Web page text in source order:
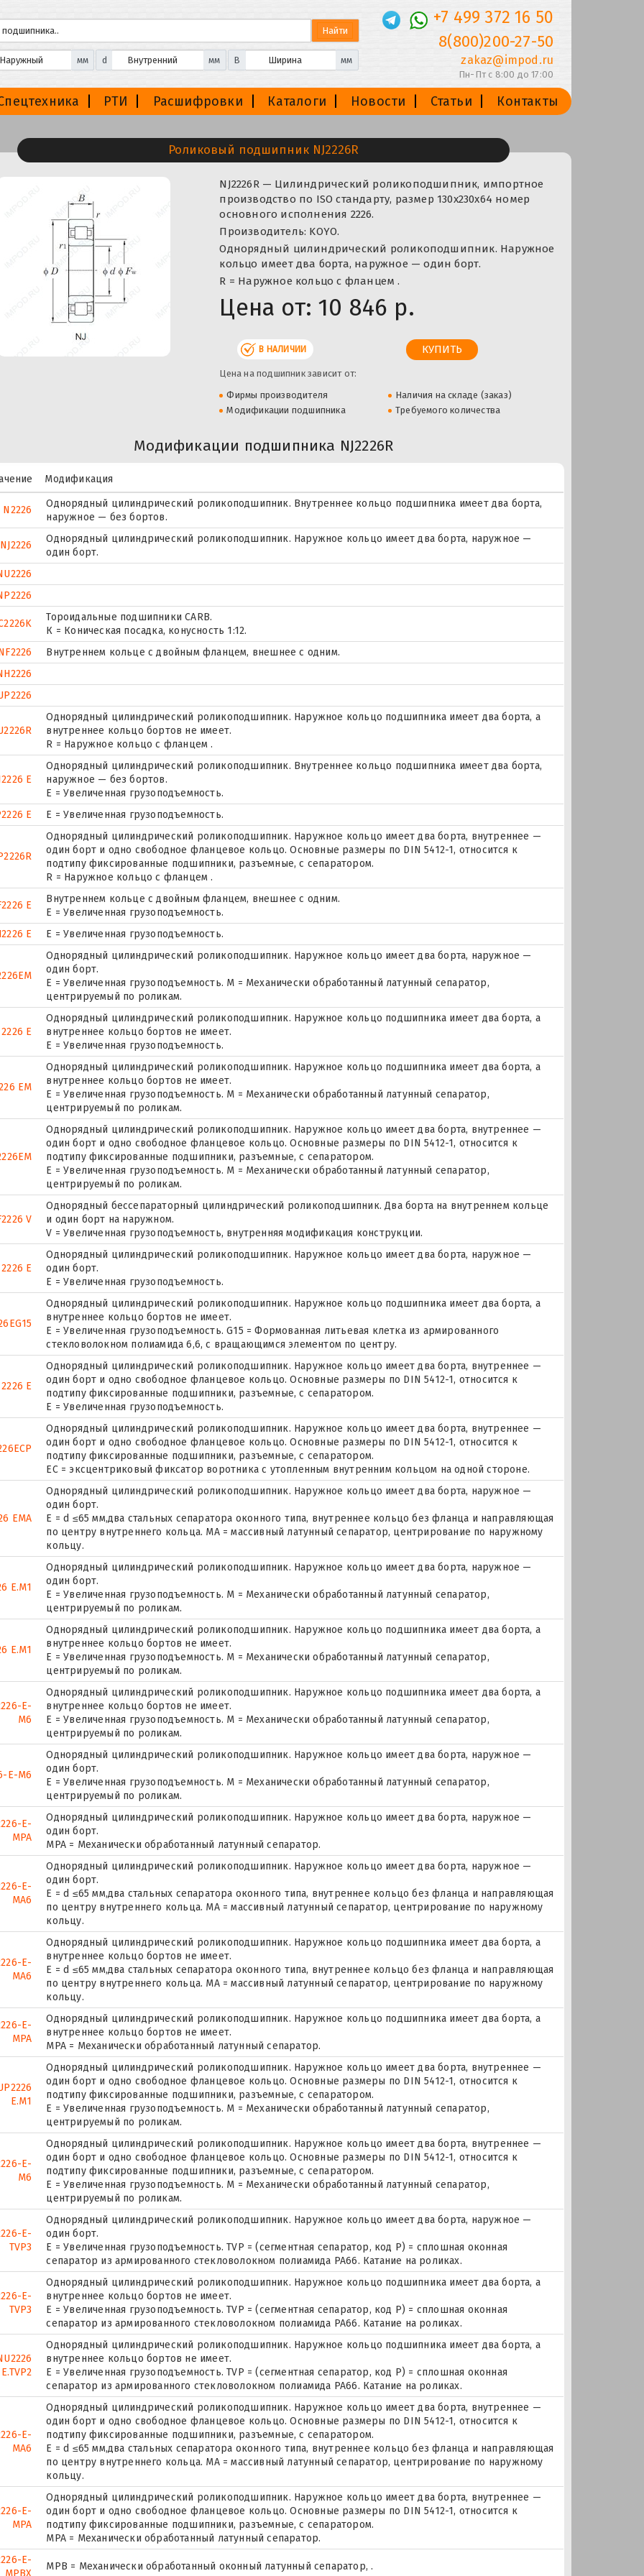
мм d мм B мм
+7 499 372 16 50
8(800)200-27-50
zakaz@impod.ru
Пн-Пт с 8:00 до 17:00
РТИ Расшифровки Каталоги Новости Статьи Контакты
Роликовый подшипник NJ2226R
NJ2226R — Цилиндрический роликоподшипник, импортное
производство по ISO стандарту, размер 130x230x64 номер
основного исполнения 2226.
Производитель: KOYO.
Однорядный цилиндрический роликоподшипник. Наружное
кольцо имеет два борта, наружное — один борт.
R = Наружное кольцо с фланцем .
Цена от: 10 846 р.
В НАЛИЧИИ
Цена на подшипник зависит от:
Фирмы производителя
Наличия на складе (заказ)
Модификации подшипника
Требуемого количества
Модификации подшипника NJ2226R
Модификация
N2226
Однорядный цилиндрический роликоподшипник. Внутреннее кольцо подшипника имеет два борта,
наружное — без бортов.
NJ2226
Однорядный цилиндрический роликоподшипник. Наружное кольцо имеет два борта, наружное —
один борт.
Тороидальные подшипники CARB.
К = Коническая посадка, конусность 1:12.
Внутреннем кольце с двойным фланцем, внешнее с одним.
Однорядный цилиндрический роликоподшипник. Наружное кольцо подшипника имеет два борта, а
внутреннее кольцо бортов не имеет.
R = Наружное кольцо с фланцем .
E
Однорядный цилиндрический роликоподшипник. Внутреннее кольцо подшипника имеет два борта,
наружное — без бортов.
Е = Увеличенная грузоподъемность.
E
Е = Увеличенная грузоподъемность.
Однорядный цилиндрический роликоподшипник. Наружное кольцо имеет два борта, внутреннее —
один борт и одно свободное фланцевое кольцо. Основные размеры по DIN 5412-1, относится к
подтипу фиксированные подшипники, разъемные, с сепаратором.
R = Наружное кольцо с фланцем .
E
Внутреннем кольце с двойным фланцем, внешнее с одним.
Е = Увеличенная грузоподъемность.
E
Е = Увеличенная грузоподъемность.
Однорядный цилиндрический роликоподшипник. Наружное кольцо имеет два борта, наружное —
один борт.
E = Увеличенная грузоподъемность. М = Механически обработанный латунный сепаратор,
центрируемый по роликам.
E
Однорядный цилиндрический роликоподшипник. Наружное кольцо подшипника имеет два борта, а
внутреннее кольцо бортов не имеет.
Е = Увеличенная грузоподъемность.
EM
Однорядный цилиндрический роликоподшипник. Наружное кольцо подшипника имеет два борта, а
внутреннее кольцо бортов не имеет.
E = Увеличенная грузоподъемность. М = Механически обработанный латунный сепаратор,
центрируемый по роликам.
Однорядный цилиндрический роликоподшипник. Наружное кольцо имеет два борта, внутреннее —
один борт и одно свободное фланцевое кольцо. Основные размеры по DIN 5412-1, относится к
подтипу фиксированные подшипники, разъемные, с сепаратором.
E = Увеличенная грузоподъемность. М = Механически обработанный латунный сепаратор,
центрируемый по роликам.
V
Однорядный бессепараторный цилиндрический роликоподшипник. Два борта на внутреннем кольце
и один борт на наружном.
V = Увеличенная грузоподъемность, внутренняя модификация конструкции.
2226 E
Однорядный цилиндрический роликоподшипник. Наружное кольцо имеет два борта, наружное —
один борт.
Е = Увеличенная грузоподъемность.
Однорядный цилиндрический роликоподшипник. Наружное кольцо подшипника имеет два борта, а
внутреннее кольцо бортов не имеет.
E = Увеличенная грузоподъемность. G15 = Формованная литьевая клетка из армированного
стекловолокном полиамида 6,6, с вращающимся элементом по центру.
E
Однорядный цилиндрический роликоподшипник. Наружное кольцо имеет два борта, внутреннее —
один борт и одно свободное фланцевое кольцо. Основные размеры по DIN 5412-1, относится к
подтипу фиксированные подшипники, разъемные, с сепаратором.
Е = Увеличенная грузоподъемность.
Однорядный цилиндрический роликоподшипник. Наружное кольцо имеет два борта, внутреннее —
один борт и одно свободное фланцевое кольцо. Основные размеры по DIN 5412-1, относится к
подтипу фиксированные подшипники, разъемные, с сепаратором.
ЕС = эксцентриковый фиксатор воротника с утопленным внутренним кольцом на одной стороне.
EMA
Однорядный цилиндрический роликоподшипник. Наружное кольцо имеет два борта, наружное —
один борт.
E = d ≤65 мм,два стальных сепаратора оконного типа, внутреннее кольцо без фланца и направляющая
по центру внутреннего кольца. MA = массивный латунный сепаратор, центрирование по наружному
кольцу.
E.M1
Однорядный цилиндрический роликоподшипник. Наружное кольцо имеет два борта, наружное —
один борт.
E = Увеличенная грузоподъемность. М = Механически обработанный латунный сепаратор,
центрируемый по роликам.
E.M1
Однорядный цилиндрический роликоподшипник. Наружное кольцо подшипника имеет два борта, а
внутреннее кольцо бортов не имеет.
E = Увеличенная грузоподъемность. М = Механически обработанный латунный сепаратор,
центрируемый по роликам.
E-
M6
Однорядный цилиндрический роликоподшипник. Наружное кольцо подшипника имеет два борта, а
внутреннее кольцо бортов не имеет.
E = Увеличенная грузоподъемность. М = Механически обработанный латунный сепаратор,
центрируемый по роликам.
E-M6
Однорядный цилиндрический роликоподшипник. Наружное кольцо имеет два борта, наружное —
один борт.
E = Увеличенная грузоподъемность. М = Механически обработанный латунный сепаратор,
центрируемый по роликам.
E-
MPA
Однорядный цилиндрический роликоподшипник. Наружное кольцо имеет два борта, наружное —
один борт.
MPA = Механически обработанный латунный сепаратор.
E-
MA6
Однорядный цилиндрический роликоподшипник. Наружное кольцо имеет два борта, наружное —
один борт.
E = d ≤65 мм,два стальных сепаратора оконного типа, внутреннее кольцо без фланца и направляющая
по центру внутреннего кольца. MA = массивный латунный сепаратор, центрирование по наружному
кольцу.
E-
MA6
Однорядный цилиндрический роликоподшипник. Наружное кольцо подшипника имеет два борта, а
внутреннее кольцо бортов не имеет.
E = d ≤65 мм,два стальных сепаратора оконного типа, внутреннее кольцо без фланца и направляющая
по центру внутреннего кольца. MA = массивный латунный сепаратор, центрирование по наружному
кольцу.
E-
MPA
Однорядный цилиндрический роликоподшипник. Наружное кольцо подшипника имеет два борта, а
внутреннее кольцо бортов не имеет.
MPA = Механически обработанный латунный сепаратор.
E.M1
Однорядный цилиндрический роликоподшипник. Наружное кольцо имеет два борта, внутреннее —
один борт и одно свободное фланцевое кольцо. Основные размеры по DIN 5412-1, относится к
подтипу фиксированные подшипники, разъемные, с сепаратором.
E = Увеличенная грузоподъемность. М = Механически обработанный латунный сепаратор,
центрируемый по роликам.
E-
M6
Однорядный цилиндрический роликоподшипник. Наружное кольцо имеет два борта, внутреннее —
один борт и одно свободное фланцевое кольцо. Основные размеры по DIN 5412-1, относится к
подтипу фиксированные подшипники, разъемные, с сепаратором.
E = Увеличенная грузоподъемность. М = Механически обработанный латунный сепаратор,
центрируемый по роликам.
E-
TVP3
Однорядный цилиндрический роликоподшипник. Наружное кольцо имеет два борта, наружное —
один борт.
E = Увеличенная грузоподъемность. TVP = (сегментная сепаратор, код P) = сплошная оконная
сепаратор из армированного стекловолокном полиамида PA66. Катание на роликах.
E-
TVP3
Однорядный цилиндрический роликоподшипник. Наружное кольцо подшипника имеет два борта, а
внутреннее кольцо бортов не имеет.
E = Увеличенная грузоподъемность. TVP = (сегментная сепаратор, код P) = сплошная оконная
сепаратор из армированного стекловолокном полиамида PA66. Катание на роликах.
E.TVP2
Однорядный цилиндрический роликоподшипник. Наружное кольцо подшипника имеет два борта, а
внутреннее кольцо бортов не имеет.
E = Увеличенная грузоподъемность. TVP = (сегментная сепаратор, код P) = сплошная оконная
сепаратор из армированного стекловолокном полиамида PA66. Катание на роликах.
E-
MA6
Однорядный цилиндрический роликоподшипник. Наружное кольцо имеет два борта, внутреннее —
один борт и одно свободное фланцевое кольцо. Основные размеры по DIN 5412-1, относится к
подтипу фиксированные подшипники, разъемные, с сепаратором.
E = d ≤65 мм,два стальных сепаратора оконного типа, внутреннее кольцо без фланца и направляющая
по центру внутреннего кольца. MA = массивный латунный сепаратор, центрирование по наружному
кольцу.
E-
MPA
Однорядный цилиндрический роликоподшипник. Наружное кольцо имеет два борта, внутреннее —
один борт и одно свободное фланцевое кольцо. Основные размеры по DIN 5412-1, относится к
подтипу фиксированные подшипники, разъемные, с сепаратором.
MPA = Механически обработанный латунный сепаратор.
E-
MPBX
MPB = Механически обработанный оконный латунный сепаратор, .